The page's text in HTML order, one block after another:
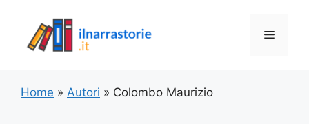
contenuto
Menu
Home » Autori » Colombo Maurizio